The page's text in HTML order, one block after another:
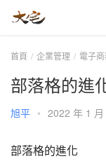
首頁 企業管理 電子
部落格的進
旭平 • 2022 年 1
部落格的進化